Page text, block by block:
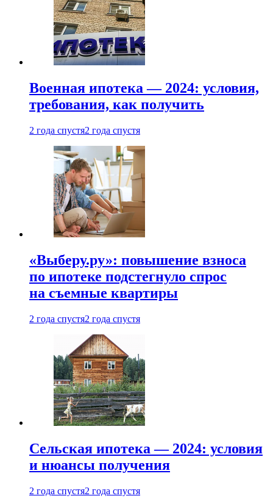
Военная ипотека — 2024: условия,
требования, как получить
2 года спустя2 года спустя
«Выберу.ру»: повышение взноса
по ипотеке подстегнуло спрос
на съемные квартиры
2 года спустя2 года спустя
Сельская ипотека — 2024: условия
и нюансы получения
2 года спустя2 года спустя